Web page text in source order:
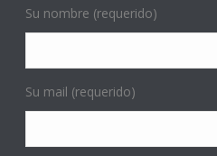
Su nombre (requerido)
Su mail (requerido)